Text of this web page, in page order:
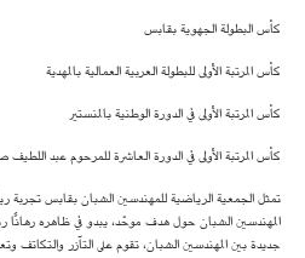
كأس البطولة الجهوية بقابس
كأس المرتبة الأولى للبطولة العربية العمالية بالمهدية
كأس المرتبة الأولى في الدورة الوطنية بالمنستير
كأس المرتبة الأولى في الدورة العاشرة للمرحوم عبد
تمثل الجمعية الرياضية للمهندسين الشبان بقابس
المهندسين الشبان حول هدف موحّد، يبدو في ظاهره رهانًا
جديدة بين المهندسين الشبان، تقوم على التآزر والتكاتف